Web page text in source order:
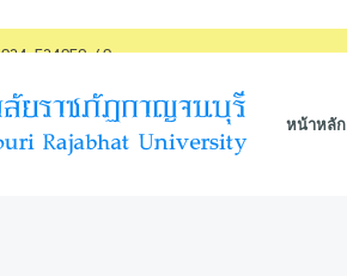
034-534059-60
หน้าหลัก